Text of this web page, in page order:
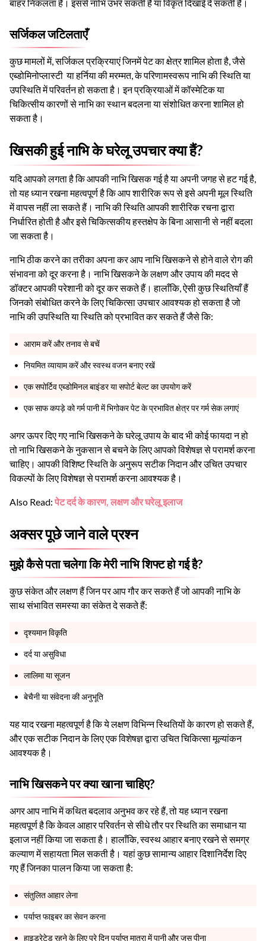
बाहर निकलता है। इससे नाभि उभर सकती है या विकृत दिखाई दे सकती है।
सर्जिकल जटिलताएँ
कुछ मामलों में, सर्जिकल प्रक्रियाएं जिनमें पेट का क्षेत्र शामिल होता है, जैसे
एब्डोमिनोप्लास्टी या हर्निया की मरम्मत, के परिणामस्वरूप नाभि की स्थिति या
उपस्थिति में परिवर्तन हो सकता है। इन प्रक्रियाओं में कॉस्मेटिक या
चिकित्सीय कारणों से नाभि का स्थान बदलना या संशोधित करना शामिल हो
सकता है।
खिसकी हुई नाभि के घरेलू उपचार क्या हैं?
यदि आपको लगता है कि आपकी नाभि खिसक गई है या अपनी जगह से हट गई है,
तो यह ध्यान रखना महत्वपूर्ण है कि आप शारीरिक रूप से इसे अपनी मूल स्थिति
में वापस नहीं ला सकते हैं। नाभि की स्थिति आपकी शारीरिक रचना द्वारा
निर्धारित होती है और इसे चिकित्सकीय हस्तक्षेप के बिना आसानी से नहीं बदला
जा सकता है।
नाभि ठीक करने का तरीका अपना कर आप नाभि खिसकने से होने वाले रोग की
संभावना को दूर करना है। नाभि खिसकने के लक्षण और उपाय की मदद से
डॉक्टर आपकी परेशानी को दूर कर सकते हैं। हालाँकि, ऐसी कुछ स्थितियाँ हैं
जिनको संबोधित करने के लिए चिकित्सा उपचार आवश्यक हो सकता है जो
नाभि की उपस्थिति या स्थिति को प्रभावित कर सकते हैं जैसे कि:
आराम करें और तनाव से बचें
नियमित व्यायाम करें और स्वस्थ वजन बनाए रखें
एक सपोर्टिव एब्डोमिनल बाइंडर या सपोर्ट बेल्ट का उपयोग करें
एक साफ कपड़े को गर्म पानी में भिगोकर पेट के प्रभावित क्षेत्र पर गर्म सेक लगाएं
अगर ऊपर दिए गए नाभि खिसकने के घरेलू उपाय के बाद भी कोई फायदा न हो
तो नाभि खिसकने के नुकसान से बचने के लिए आपको विशेषज्ञ से परामर्श करना
चाहिए। आपकी विशिष्ट स्थिति के अनुरूप सटीक निदान और उचित उपचार
विकल्पों के लिए विशेषज्ञ से परामर्श करना आवश्यक है।
Also Read: पेट दर्द के कारण, लक्षण और घरेलू इलाज
अक्सर पूछे जाने वाले प्रश्न
मुझे कैसे पता चलेगा कि मेरी नाभि शिफ्ट हो गई है?
कुछ संकेत और लक्षण हैं जिन पर आप गौर कर सकते हैं जो आपकी नाभि के
साथ संभावित समस्या का संकेत दे सकते हैं:
दृश्यमान विकृति
दर्द या असुविधा
लालिमा या सूजन
बेचैनी या संवेदना की अनुभूति
यह याद रखना महत्वपूर्ण है कि ये लक्षण विभिन्न स्थितियों के कारण हो सकते हैं,
और एक सटीक निदान के लिए एक विशेषज्ञ द्वारा उचित चिकित्सा मूल्यांकन
आवश्यक है।
नाभि खिसकने पर क्या खाना चाहिए?
अगर आप नाभि में कथित बदलाव अनुभव कर रहे हैं, तो यह ध्यान रखना
महत्वपूर्ण है कि केवल आहार परिवर्तन से सीधे तौर पर स्थिति का समाधान या
इलाज नहीं किया जा सकता है। हालाँकि, स्वस्थ आहार बनाए रखने से समग्र
कल्याण में सहायता मिल सकती है। यहां कुछ सामान्य आहार दिशानिर्देश दिए
गए हैं जिनका पालन किया जा सकता है:
संतुलित आहार लेना
पर्याप्त फाइबर का सेवन करना
हाइड्रेटेड रहने के लिए पूरे दिन पर्याप्त मात्रा में पानी और जूस पीना